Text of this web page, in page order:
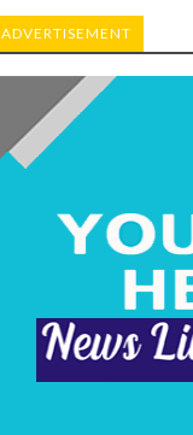
ADVERTISEMENT